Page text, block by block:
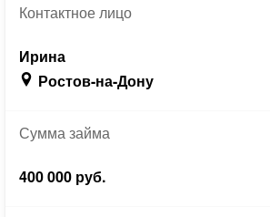
Контактноелицо
Ирина
Ростов-на-Дону
Суммазайма
400 000 руб.